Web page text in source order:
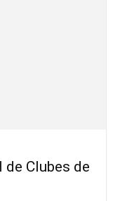
de Clubes de